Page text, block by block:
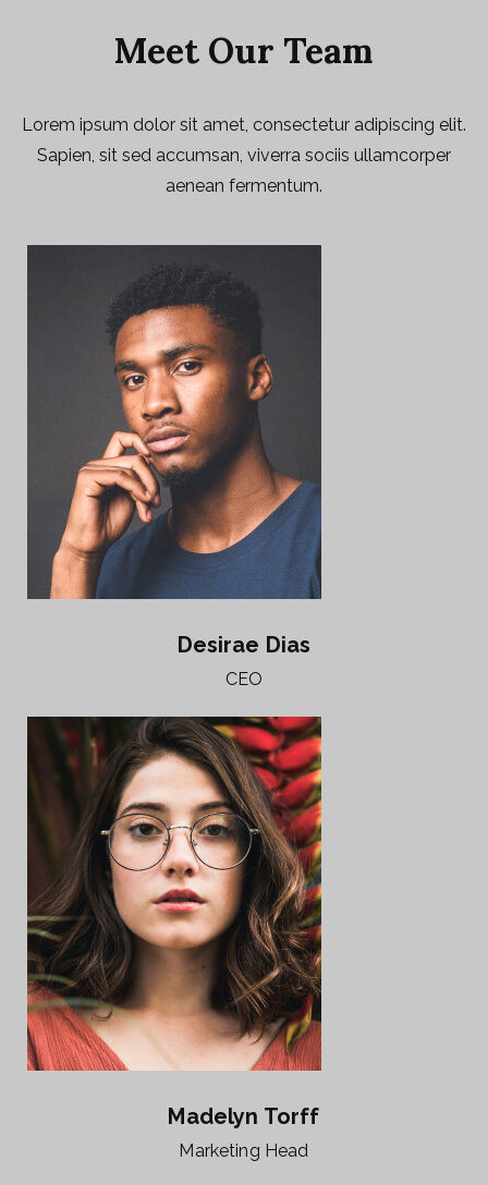
Meet Our Team
Lorem ipsum dolor sit amet, consectetur adipiscing elit.
Sapien, sit sed accumsan, viverra sociis ullamcorper
aenean fermentum.
Desirae Dias
CEO
Madelyn Torff
Marketing Head